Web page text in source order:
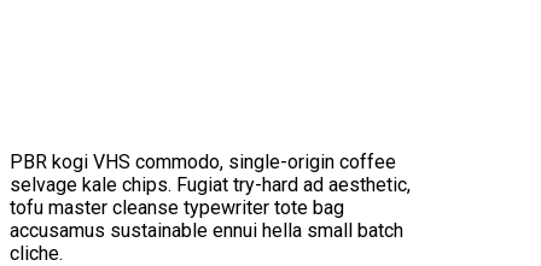
PBR kogi VHS commodo, single-origin coffee
selvage kale chips. Fugiat try-hard ad aesthetic,
tofu master cleanse typewriter tote bag
accusamus sustainable ennui hella small batch
cliche.